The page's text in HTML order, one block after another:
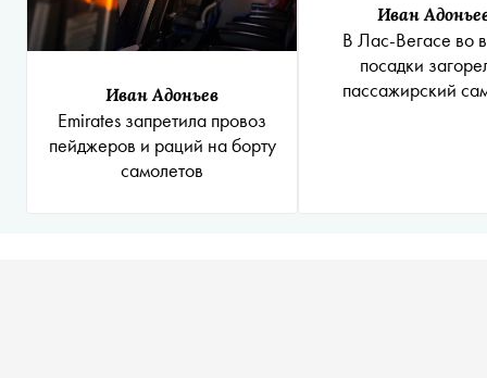
Иван Адоньев
Emirates запретила провоз
пейджеров и раций на борту
самолетов
Иван
В Лас-Вегасе во
посадки
пассажирский